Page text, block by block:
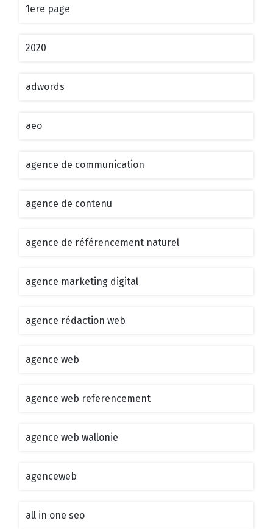
1ere page
2020
adwords
aeo
agence de communication
agence de contenu
agence de référencement naturel
agence marketing digital
agence rédaction web
agence web
agence web referencement
agence web wallonie
agenceweb
all in one seo